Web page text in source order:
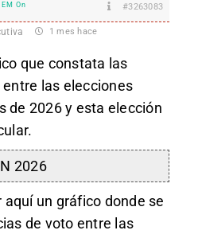
EM On #3263083
1 mes hace
que constata las
las elecciones
de 2026 y esta elección
2026
un gráfico donde se
de voto entre las